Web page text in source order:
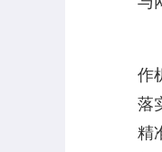
作
落
精